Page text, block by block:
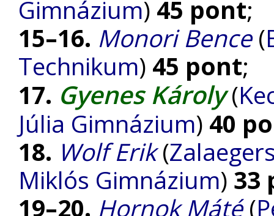
Gimnázium) 45 pont;
15–16. Monori Bence(
Technikum) 45 pont;
17. Gyenes Károly(
Júlia Gimnázium) 40
18. Wolf Erik(
Miklós Gimnázium) 33
19–20. Hornok Máté(